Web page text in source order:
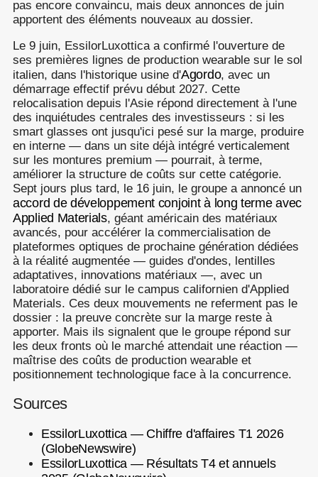
pas encore convaincu, mais deux annonces de juin
apportent des éléments nouveaux au dossier.
Le 9 juin, EssilorLuxottica a confirmé l'ouverture de
ses premières lignes de production wearable sur le sol
italien, dans l'historique usine d'Agordo, avec un
démarrage effectif prévu début 2027. Cette
relocalisation depuis l'Asie répond directement à l'une
des inquiétudes centrales des investisseurs : si les
smart glasses ont jusqu'ici pesé sur la marge, produire
en interne — dans un site déjà intégré verticalement
sur les montures premium — pourrait, à terme,
améliorer la structure de coûts sur cette catégorie.
Sept jours plus tard, le 16 juin, le groupe a annoncé un
accord de développement conjoint à long terme avec
Applied Materials, géant américain des matériaux
avancés, pour accélérer la commercialisation de
plateformes optiques de prochaine génération dédiées
à la réalité augmentée — guides d'ondes, lentilles
adaptatives, innovations matériaux —, avec un
laboratoire dédié sur le campus californien d'Applied
Materials. Ces deux mouvements ne referment pas le
dossier : la preuve concrète sur la marge reste à
apporter. Mais ils signalent que le groupe répond sur
les deux fronts où le marché attendait une réaction —
maîtrise des coûts de production wearable et
positionnement technologique face à la concurrence.
Sources
EssilorLuxottica — Chiffre d'affaires T1 2026
(GlobeNewswire)
EssilorLuxottica — Résultats T4 et annuels